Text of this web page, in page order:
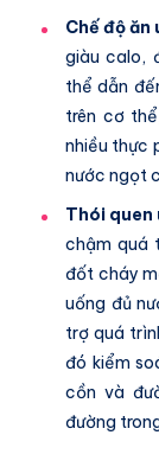
Chế độ ăn
giàu calo,
thể dẫn
trên cơ
nhiều thực
nước ngọt
Thói quen
chậm quá
đốt cháy
uống đủ
trợ quá
đó kiểm
cồn và
đường